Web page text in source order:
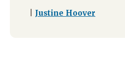
Justine Hoover